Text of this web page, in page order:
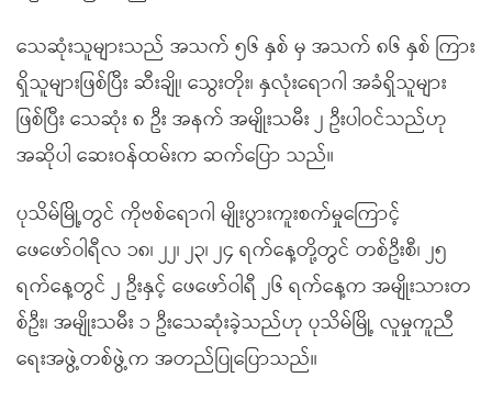
သေဆုံးသူများသည် အသက် ၅၆ နှစ် မှ အသက် ၈၆ နှစ် ကြား
ရှိသူများဖြစ်ပြီး ဆီးချို၊ သွေးတိုး၊ နှလုံးရောဂါ အခံရှိသူများ
ဖြစ်ပြီး သေဆုံး ၈ ဦး အနက် အမျိုးသမီး ၂ ဦးပါဝင်သည်ဟု
အဆိုပါ ဆေးဝန်ထမ်းက ဆက်ပြော သည်။
ပုသိမ်မြို့တွင် ကိုဗစ်ရောဂါ မျိုးပွားကူးစက်မှုကြောင့်
ဖေဖော်ဝါရီလ ၁၈၊ ၂၂၊ ၂၃၊ ၂၄ ရက်နေ့တို့တွင် တစ်ဦးစီ၊ ၂၅
ရက်နေ့တွင် ၂ ဦးနှင့် ဖေဖော်ဝါရီ ၂၆ ရက်နေ့က အမျိုးသားတ
စ်ဦး၊ အမျိုးသမီး ၁ ဦးသေဆုံးခဲ့သည်ဟု ပုသိမ်မြို့ လူမှုကူညီ
ရေးအဖွဲ့တစ်ဖွဲ့က အတည်ပြုပြောသည်။